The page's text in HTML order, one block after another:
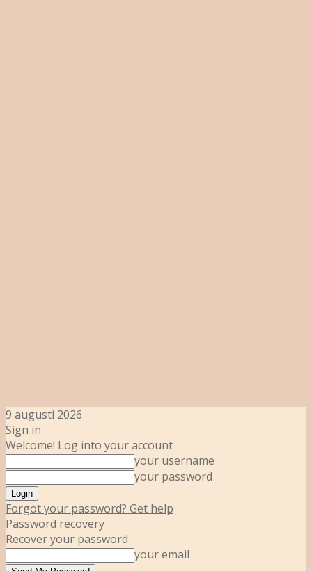
9 augusti 2026
Sign in
Welcome! Log into your account
your username
your password
Forgot your password? Get help
Password recovery
Recover your password
your email